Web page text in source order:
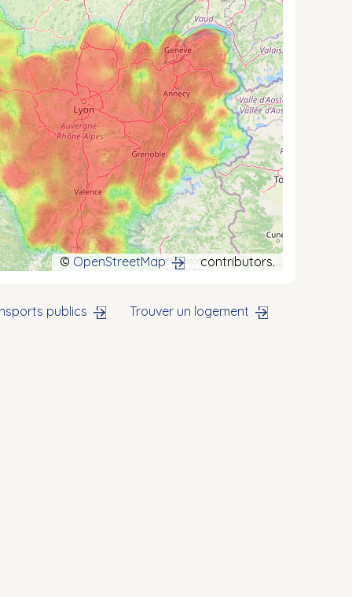
© OpenStreetMap contributors.
publics Trouver un logement